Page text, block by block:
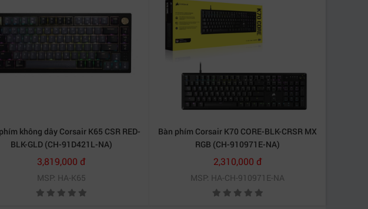
ngay trên bàn phím mà không cần phải chỉnh tay, cực tiện lợi phải
mỗi khi chạm phải nút.
không dây Corsair K65 CSR RED-
BLK-GLD (CH-91D421L-NA)
3,819,000 đ
MSP: HA-K65
Bàn phím Corsair K70 CORE-BLK-CRSR MX
RGB (CH-910971E-NA)
2,310,000 đ
MSP: HA-CH-910971E-NA